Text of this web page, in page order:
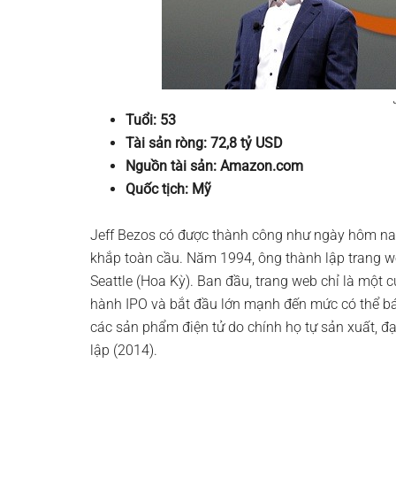
Tuổi: 53
Tài sản ròng: 72,8 tỷ USD
Nguồn tài sản: Amazon.com
Quốc tịch: Mỹ
Jeff Bezos có được thành công như ngày hôm
khắp toàn cầu. Năm 1994, ông thành lập trang
Seattle (Hoa Kỳ). Ban đầu, trang web chỉ là một
hành IPO và bắt đầu lớn mạnh đến mức có thể
các sản phẩm điện tử do chính họ tự sản xuất,
lập (2014).